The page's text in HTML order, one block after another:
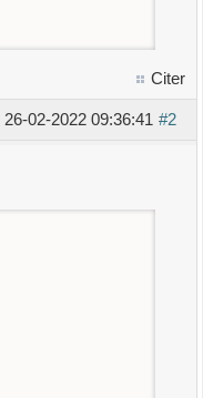
Citer
#2
26-02-2022 09:36:41